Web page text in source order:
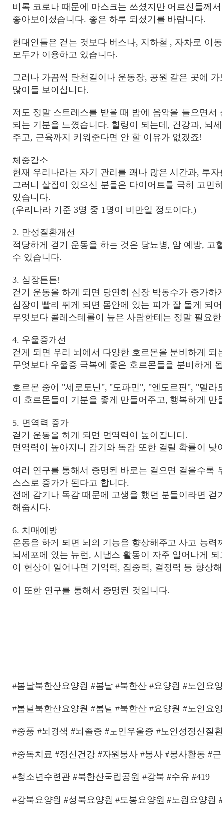
비록 코로나 때문에 마스크는 쓰셨지만 어르신들께
좋아보이셨습니다. 좋은 하루 되셨기를 바랍니다.
현대인들은 걷는 것보다 버스나, 지하철 , 자차로 이
모두가 이용하고 있습니다.
그러나 가끔씩 탄천길이나 운동장, 공원 같은 곳에
많이들 보이십니다.
저도 정말 스트레스를 받을 때 밤에 음악을 들으면서
되는 기분을 느꼈습니다. 힐링이 되는데 , 건강과, 뇌
주고, 근육까지 키워준다면 안 할 이유가 없겠죠!
체중감소
현재 우리나라는 자기 관리를 꽤나 많은 시간과, 투자
그러니 살집이 있으신 분들은 다이어트를 극히 고민
있습니다.
(우리나라 기준 3명 중 1명이 비만일 정도이다.)
2. 만성질환개선
적당하게 걷기 운동을 하는 것은 당뇨병, 암 예방, 고
수 있습니다.
3. 심장튼튼!
걷기 운동을 하게 되면 당연히 심장 박동수가 증가하
심장이 빨리 뛰게 되면 몸안에 있는 피가 잘 돌게 되
무엇보다 콜레스테롤이 높은 사람한테는 정말 필요
4. 우울증개선
걷게 되면 우리 뇌에서 다양한 호르몬을 분비하게 되
무엇보다 우울증 극복에 좋은 호르몬들을 분비하게
호르몬 중에 "세로토닌", "도파민", "엔도르핀", "멜라
이 호르몬들이 기분을 좋게 만들어주고, 행복하게 만
5. 면역력 증가
걷기 운동을 하게 되면 면역력이 높아집니다.
면역력이 높아지니 감기와 독감 또한 걸릴 확률이 낮
여러 연구를 통해서 증명된 바로는 걸으면 걸을수록
스스로 증가가 된다고 합니다.
전에 감기나 독감 때문에 고생을 했던 분들이라면 걷
해줍시다.
6. 치매예방
운동을 하게 되면 뇌의 기능을 향상해주고 사고 능력
뇌세포에 있는 뉴런, 시냅스 활동이 자주 일어나게
이 현상이 일어나면 기억력, 집중력, 결정력 등 향상
이 또한 연구를 통해서 증명된 것입니다.
#봄날북한산요양원 #봄날 #북한산 #요양원 #노인요
#봄날북한산요양원 #봄날 #북한산 #요양원 #노인요
#중풍 #뇌경색 #뇌졸증 #노인우울증 #노인성정신질
#중독치료 #정신건강 #자원봉사 #봉사 #봉사활동 #
#청소년수련관 #북한산국립공원 #강북 #수유 #419
#강북요양원 #성북요양원 #도봉요양원 #노원요양원